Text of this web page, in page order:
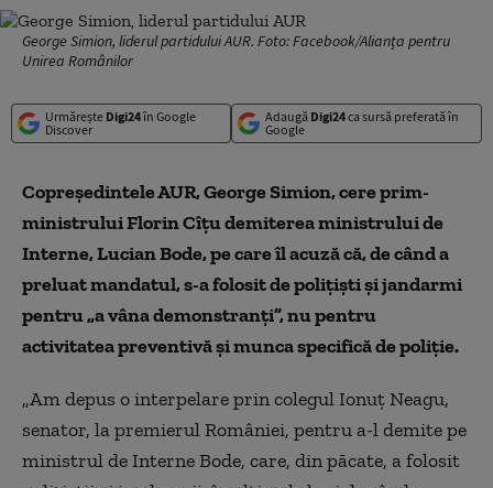
George Simion, liderul partidului AUR. Foto: Facebook/Alianța pentru
Unirea Românilor
Urmărește Digi24în Google
Discover
Adaugă Digi24ca sursă preferată în
Google
Copreședintele AUR, George Simion, cere prim-
ministrului Florin Cîțu demiterea ministrului de
Interne, Lucian Bode, pe care îl acuză că, de când a
preluat mandatul, s-a folosit de polițiști și jandarmi
pentru „a vâna demonstranți”, nu pentru
activitatea preventivă și munca specifică de poliție.
„Am depus o interpelare prin colegul Ionuţ Neagu,
senator, la premierul României, pentru a-l demite pe
ministrul de Interne Bode, care, din păcate, a folosit